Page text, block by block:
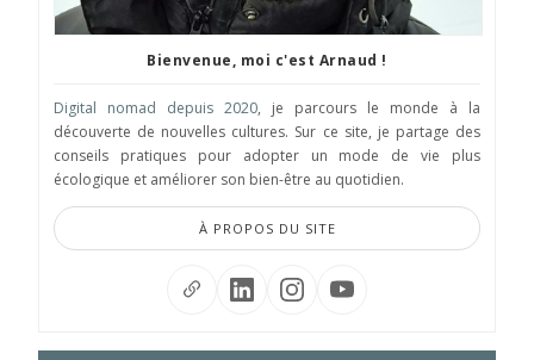
Bienvenue, moi c'est Arnaud !
Digital nomad depuis 2020, je parcours le monde à la
découverte de nouvelles cultures. Sur ce site, je partage des
conseils pratiques pour adopter un mode de vie plus
écologique et améliorer son bien-être au quotidien.
À PROPOS DU SITE